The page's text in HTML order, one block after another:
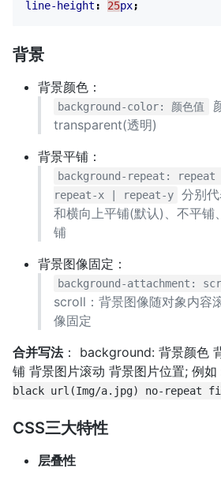
line-height : 25px;
背景
背景颜色：
background-color: 颜色值
transparent(透明)
背景平铺：
background-repeat:
repeat-x | repeat-y
分别
和横向上平铺(默认)、不平铺
铺
背景图像固定：
background-attachment:
scroll：背景图像随对象内容
像固定
合并写法： background: 背景颜色
铺 背景图片滚动 背景图片位置; 例如
black url(Img/a.jpg) no-repeat
CSS三大特性
层叠性